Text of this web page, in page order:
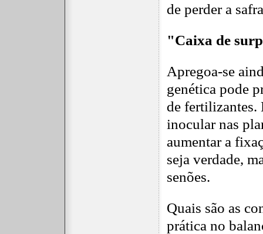
de perder a
"Caixa de
Apregoa-se
genética pode
de fertilizantes.
inocular nas
aumentar a
seja verdade,
senões.
Quais são as
prática no